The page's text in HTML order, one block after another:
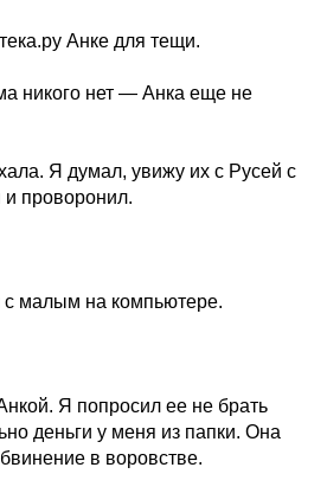
Анке для тещи.
никого нет — Анка еще не
Я думал, увижу их с Русей с
и проворонил.
с малым на компьютере.
Я попросил ее не брать
деньги у меня из папки. Она
в воровстве.